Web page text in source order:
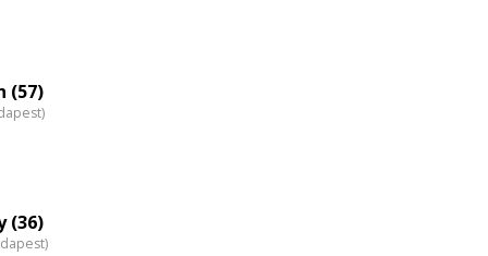
(57)
(36)